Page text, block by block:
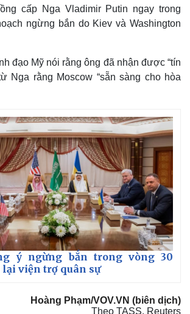
Multimedia
Video
cấp Nga Vladimir Putin ngay trong
ngừng bắn do Kiev và Washington
đạo Mỹ nói rằng ông đã nhận được “tín
Nga rằng Moscow “sẵn sàng cho hòa
ý ngừng bắn trong vòng 30
viện trợ quân sự
Hoàng Phạm/VOV.VN (biên dịch)
Theo TASS, Reuters